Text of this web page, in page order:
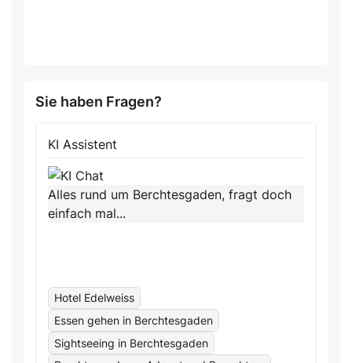
Sie haben Fragen?
KI Assistent
Alles rund um Berchtesgaden, fragt doch
einfach mal...
Hotel Edelweiss
Essen gehen in Berchtesgaden
Sightseeing in Berchtesgaden